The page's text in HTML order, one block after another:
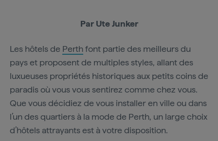
Par Ute Junker
Les hôtels de Perthfont partie des meilleurs du
pays et proposent de multiples styles, allant des
luxueuses propriétés historiques aux petits coins de
paradis où vous vous sentirez comme chez vous.
Que vous décidiez de vous installer en ville ou dans
l’un des quartiers à la mode de Perth, un large choix
d’hôtels attrayants est à votre disposition.